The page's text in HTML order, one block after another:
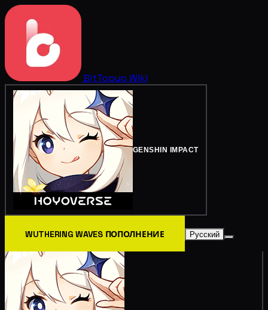
BitTopup Wiki
GENSHIN IMPACT
WUTHERING WAVES ПОПОЛНЕНИЕ Русский